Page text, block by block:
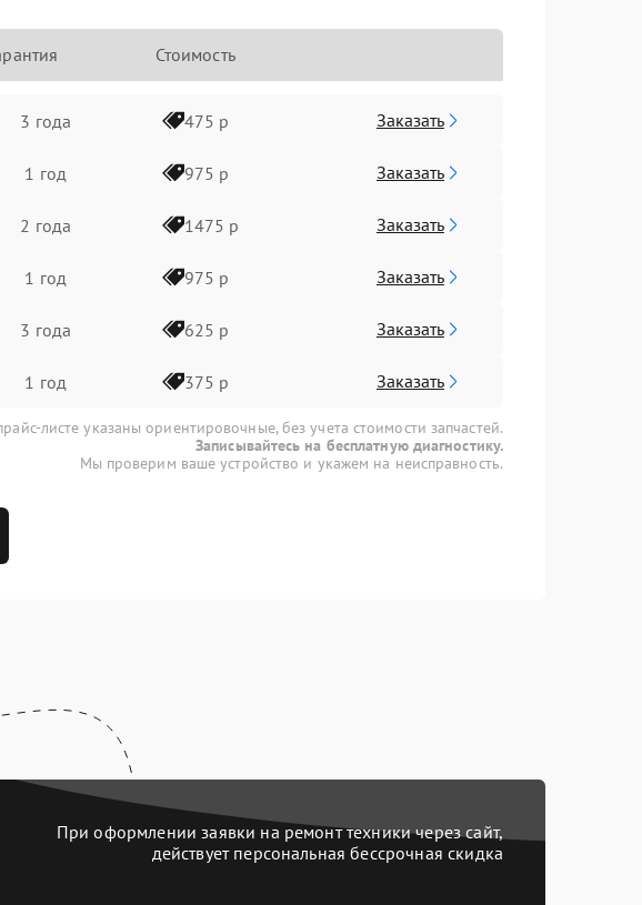
Стоимость
3 года 475 р Заказать
1 год 975 р Заказать
2 года 1475 р Заказать
1 год 975 р Заказать
3 года 625 р Заказать
1 год 375 р Заказать
листе указаны ориентировочные, без учета стоимости запчастей.
Записывайтесь на бесплатную диагностику.
Мы проверим ваше устройство и укажем на неисправность.
При оформлении заявки на ремонт техники через сайт,
действует персональная бессрочная скидка